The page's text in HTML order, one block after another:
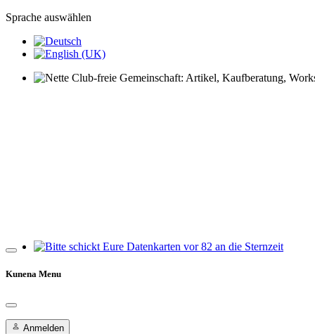
Sprache auswählen
Kunena Menu
Anmelden